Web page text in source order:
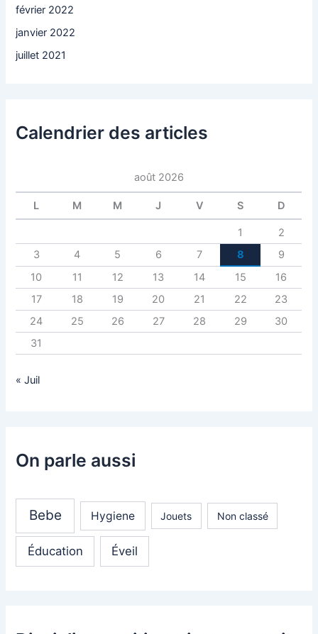
février 2022
janvier 2022
juillet 2021
Calendrier des articles
août 2026
L M M J V S D
1
2
3
4 5 6 7 8
9
10
11 12 13 14 15
16
17
18 19 20 21 22
23
24
25 26 27 28 29
30
31
« Juil
On parle aussi
Bebe Hygiene Jouets Non classé
Éducation Éveil